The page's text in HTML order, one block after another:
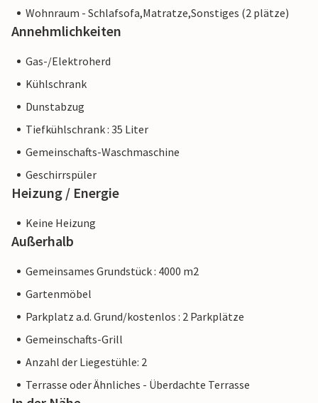
Wohnraum - Schlafsofa,Matratze,Sonstiges (2 plätze)
Annehmlichkeiten
Gas-/Elektroherd
Kühlschrank
Dunstabzug
Tiefkühlschrank : 35 Liter
Gemeinschafts-Waschmaschine
Geschirrspüler
Heizung / Energie
Keine Heizung
Außerhalb
Gemeinsames Grundstück : 4000 m2
Gartenmöbel
Parkplatz a.d. Grund/kostenlos : 2 Parkplätze
Gemeinschafts-Grill
Anzahl der Liegestühle: 2
Terrasse oder Ähnliches - Überdachte Terrasse